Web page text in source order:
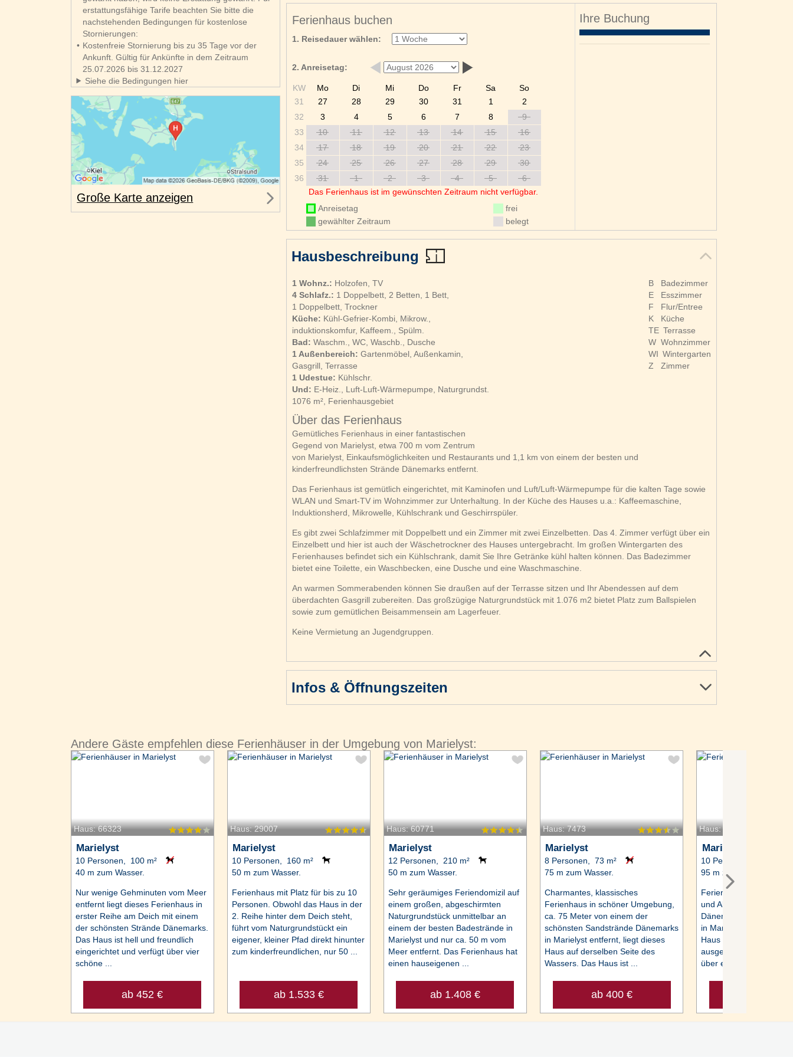
Ferienhaus buchen
1. Reisedauer wählen:
2. Anreisetag:
KW Mo Di Mi Do Fr Sa
So
31
27 28 29 30 31 1
2
32
3 4 5 6 7 8
9
33
10 11 12 13 14 15
16
34
17 18 19 20 21 22
23
35
24 25 26 27 28 29
30
36
31 1 2 3 4 5
6
Das Ferienhaus ist im gewünschten Zeitraum nicht verfügbar.
Anreisetag
gewählter Zeitraum
frei
belegt
Ihre Buchung
Hausbeschreibung
B
Badezimmer
E
Esszimmer
F
Flur/Entree
K
Küche
TE Terrasse
W Wohnzimmer
WI Wintergarten
Z
Zimmer
1 Wohnz.: Holzofen, TV
4 Schlafz.: 1 Doppelbett, 2 Betten, 1 Bett,
1 Doppelbett, Trockner
Küche: Kühl-Gefrier-Kombi, Mikrow.,
induktionskomfur, Kaffeem., Spülm.
Bad: Waschm., WC, Waschb., Dusche
1 Außenbereich: Gartenmöbel, Außenkamin,
Gasgrill, Terrasse
1 Udestue: Kühlschr.
Und: E-Heiz., Luft-Luft-Wärmepumpe, Naturgrundst.
1076 m², Ferienhausgebiet
Über das Ferienhaus
Gemütliches Ferienhaus in einer fantastischen
Gegend von Marielyst, etwa 700 m vom Zentrum
von Marielyst, Einkaufsmöglichkeiten und Restaurants und 1,1 km von einem der besten und
kinderfreundlichsten Strände Dänemarks entfernt.
Das Ferienhaus ist gemütlich eingerichtet, mit Kaminofen und Luft/Luft-Wärmepumpe für die kalten Tage sowie
WLAN und Smart-TV im Wohnzimmer zur Unterhaltung. In der Küche des Hauses u.a.: Kaffeemaschine,
Induktionsherd, Mikrowelle, Kühlschrank und Geschirrspüler.
Es gibt zwei Schlafzimmer mit Doppelbett und ein Zimmer mit zwei Einzelbetten. Das 4. Zimmer verfügt über ein
Einzelbett und hier ist auch der Wäschetrockner des Hauses untergebracht. Im großen Wintergarten des
Ferienhauses befindet sich ein Kühlschrank, damit Sie Ihre Getränke kühl halten können. Das Badezimmer
bietet eine Toilette, ein Waschbecken, eine Dusche und eine Waschmaschine.
An warmen Sommerabenden können Sie draußen auf der Terrasse sitzen und Ihr Abendessen auf dem
überdachten Gasgrill zubereiten. Das großzügige Naturgrundstück mit 1.076 m2 bietet Platz zum Ballspielen
sowie zum gemütlichen Beisammensein am Lagerfeuer.
Keine Vermietung an Jugendgruppen.
Infos & Öffnungszeiten
erstattungsfähige Tarife beachten Sie bitte die
nachstehenden Bedingungen für kostenlose
Stornierungen:
Kostenfreie Stornierung bis zu 35 Tage vor der
Ankunft. Gültig für Ankünfte in dem Zeitraum
25.07.2026 bis 31.12.2027
Siehe die Bedingungen hier
Große Karte anzeigen
Andere Gäste empfehlen diese Ferienhäuser in der Umgebung von Marielyst:
Haus: 66323
Marielyst
10 Personen, 100 m²
40 m zum Wasser.
Nur wenige Gehminuten vom Meer
entfernt liegt dieses Ferienhaus in
erster Reihe am Deich mit einem
der schönsten Strände Dänemarks.
Das Haus ist hell und freundlich
eingerichtet und verfügt über vier
schöne ...
ab 452 €
Haus: 29007
Marielyst
10 Personen, 160 m²
50 m zum Wasser.
Ferienhaus mit Platz für bis zu 10
Personen. Obwohl das Haus in der
2. Reihe hinter dem Deich steht,
führt vom Naturgrundstückt ein
eigener, kleiner Pfad direkt hinunter
zum kinderfreundlichen, nur 50 ...
ab 1.533 €
Haus: 60771
Marielyst
12 Personen, 210 m²
50 m zum Wasser.
Sehr geräumiges Feriendomizil auf
einem großen, abgeschirmten
Naturgrundstück unmittelbar an
einem der besten Badestrände in
Marielyst und nur ca. 50 m vom
Meer entfernt. Das Ferienhaus hat
einen hauseigenen ...
ab 1.408 €
Haus: 7473
Marielyst
8 Personen, 73 m²
75 m zum Wasser.
Charmantes, klassisches
Ferienhaus in schöner Umgebung,
ca. 75 Meter von einem der
schönsten Sandstrände Dänemarks
in Marielyst entfernt, liegt dieses
Haus auf derselben Seite des
Wassers. Das Haus ist ...
ab 400 €
Haus: 48842
Marielyst
10 Personen, 150 m²
95 m zum Wasser.
Ferienhaus mit
und Aktivitätsraum in
Dänemarks schönstem
in Marielyst, nur ca.
Haus entfernt. Das gut
ausgestattete
über einen ...